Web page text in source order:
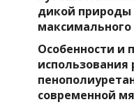
дикой природы
Особенности и
использования
современной